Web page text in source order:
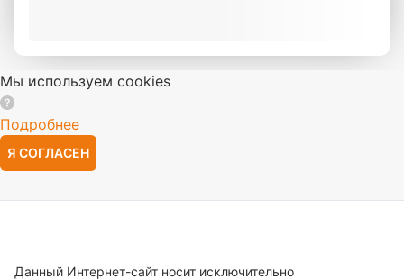
Мы используем cookies
Подробнее
Я СОГЛАСЕН
Данный Интернет-сайт носит исключительно